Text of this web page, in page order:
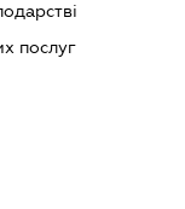
послуг